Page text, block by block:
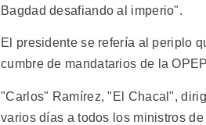
Bagdad desafiando al imperio".
El presidente se refería al periplo
cumbre de mandatarios de la
"Carlos" Ramírez, "El Chacal",
varios días a todos los ministros